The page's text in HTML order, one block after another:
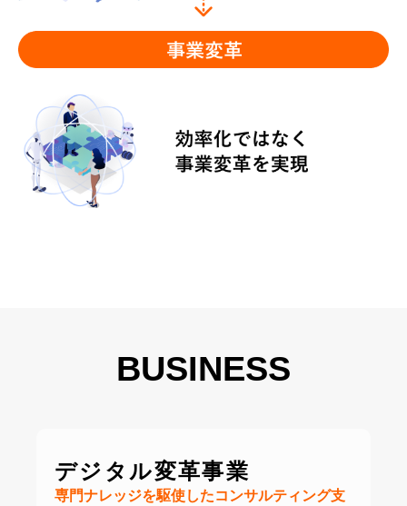
BUSINESS
デジタル変革事業
専門ナレッジを駆使したコンサルティング支